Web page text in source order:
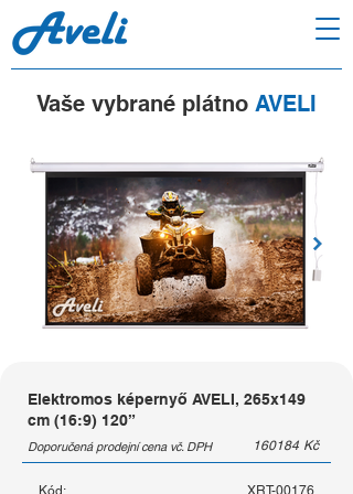
Vaše vybrané plátno AVELI
Elektromos képernyő AVELI, 265x149
cm (16:9) 120”
Doporučená prodejní cena vč. DPH 160184 Kč
Kód: XRT-00176